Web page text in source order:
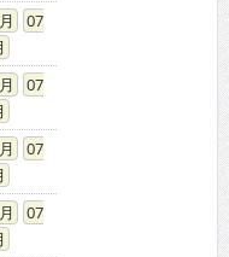
07
07
07
07